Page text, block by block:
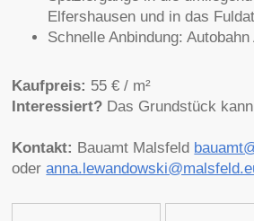
Elfershausen und in das
Schnelle Anbindung:
Kaufpreis: 55 € / m²
Interessiert? Das Grundstück kann
Kontakt: Bauamt Malsfeld
oder